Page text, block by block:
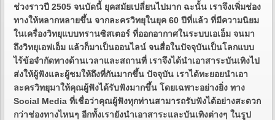
ช่วงราวปี 2505 จนบัดนี้ ยุคสมัยเปลี่ยนไปมาก ฉะนั้น เราจึงเพิ่มช่อง
ทางให้หลากหลายขึ้น จากละครวิทยุในยุค 60 ปีที่แล้ว ที่มีความนิยม
ในเครื่องวิทยุแบบทรานซิสเตอร์ ที่ออกอากาศในระบบเอเอ็ม จนมา
ถึงวิทยุเอฟเอ็ม แล้วก็มาเป็นออนไลน์ จนสื่อในปัจจุบันเป็นโลกแบบ
ไร้ข้อจำกัดทางด้านเวลาและสถานที่ เราจึงได้นำเอาสาระบันเทิงไป
ส่งให้ผู้ฟังและผู้ชมให้ถึงที่กันมากขึ้น ปัจจุบัน เราได้ทะยอยนำเอา
ละครวิทยุมาให้คุณผู้ฟังได้รับฟังมากขึ้น โดยเฉพาะอย่างยิ่ง ทาง
Social Media ที่เชื่อว่าคุณผู้ฟังทุกท่านสามารถรับฟังได้อย่างสะดวก
กว่าช่องทางไหนๆ อีกทั้งเรายังนำเอาสาระและบันเทิงต่างๆ ในรูป